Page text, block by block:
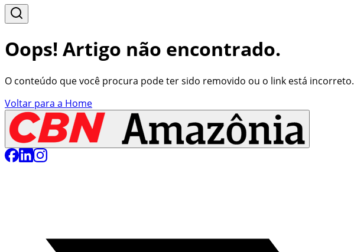
Oops! Artigo não encontrado.
O conteúdo que você procura pode ter sido removido ou o link está incorreto.
Voltar para a Home